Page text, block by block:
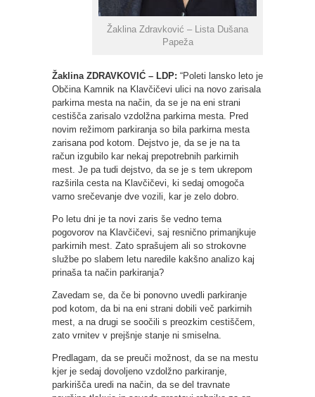
Žaklina Zdravković – Lista Dušana
Papeža
Žaklina ZDRAVKOVIĆ – LDP: “Poleti lansko leto je
Občina Kamnik na Klavčičevi ulici na novo zarisala
parkirna mesta na način, da se je na eni strani
cestišča zarisalo vzdolžna parkirna mesta. Pred
novim režimom parkiranja so bila parkirna mesta
zarisana pod kotom. Dejstvo je, da se je na ta
račun izgubilo kar nekaj prepotrebnih parkirnih
mest. Je pa tudi dejstvo, da se je s tem ukrepom
razširila cesta na Klavčičevi, ki sedaj omogoča
varno srečevanje dve vozili, kar je zelo dobro.
Po letu dni je ta novi zaris še vedno tema
pogovorov na Klavčičevi, saj resnično primanjkuje
parkirnih mest. Zato sprašujem ali so strokovne
službe po slabem letu naredile kakšno analizo kaj
prinaša ta način parkiranja?
Zavedam se, da če bi ponovno uvedli parkiranje
pod kotom, da bi na eni strani dobili več parkirnih
mest, a na drugi se soočili s preozkim cestiščem,
zato vrnitev v prejšnje stanje ni smiselna.
Predlagam, da se preuči možnost, da se na mestu
kjer je sedaj dovoljeno vzdolžno parkiranje,
parkirišča uredi na način, da se del travnate